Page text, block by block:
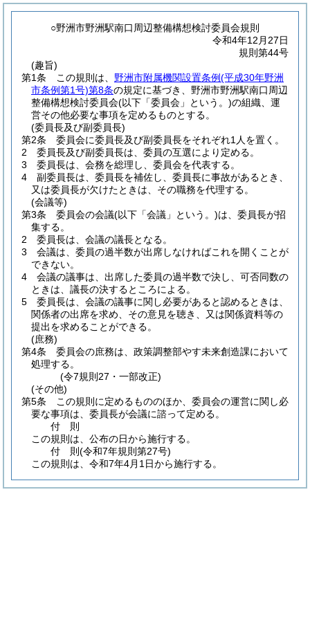
○野洲市野洲駅南口周辺整備構想検討委員会規則
令和4年12月27日
規則第44号
(趣旨)
第1条
この規則は、 野洲市附属機関設置条例(平成30年野洲
市条例第1号)第8条の規定に基づき、野洲市野洲駅南口周辺
整備構想検討委員会(以下「委員会」という。)の組織、運
営その他必要な事項を定めるものとする。
(委員長及び副委員長)
第2条
委員会に委員長及び副委員長をそれぞれ1人を置く。
2
委員長及び副委員長は、委員の互選により定める。
3
委員長は、会務を総理し、委員会を代表する。
4
副委員長は、委員長を補佐し、委員長に事故があるとき、
又は委員長が欠けたときは、その職務を代理する。
(会議等)
第3条
委員会の会議(以下「会議」という。)は、委員長が招
集する。
2
委員長は、会議の議長となる。
3
会議は、委員の過半数が出席しなければこれを開くことが
できない。
4
会議の議事は、出席した委員の過半数で決し、可否同数の
ときは、議長の決するところによる。
5
委員長は、会議の議事に関し必要があると認めるときは、
関係者の出席を求め、その意見を聴き、又は関係資料等の
提出を求めることができる。
(庶務)
第4条
委員会の庶務は、政策調整部やす未来創造課において
処理する。
(令7規則27・一部改正)
(その他)
第5条
この規則に定めるもののほか、委員会の運営に関し必
要な事項は、委員長が会議に諮って定める。
付 則
この規則は、公布の日から施行する。
付 則(令和7年規則第27号)
この規則は、令和7年4月1日から施行する。